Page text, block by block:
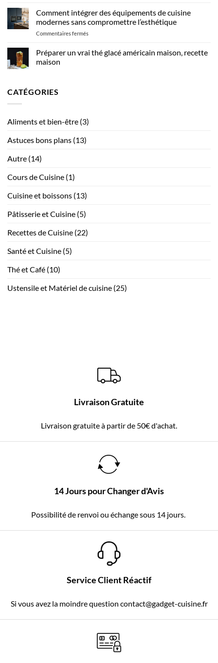
équipements
polyvalents
pour
Comment intégrer des équipements de cuisine
modernes sans compromettre l’esthétique
Commentaires ferméssur
intégrer
Préparer un vrai thé glacé américain maison, recette
maison
Préparer
un
américain
maison
CATÉGORIES
Aliments et bien-être (3)
Astuces bons plans (13)
Autre (14)
Cours de Cuisine (1)
Cuisine et boissons (13)
Pâtisserie et Cuisine (5)
Recettes de Cuisine (22)
Santé et Cuisine (5)
Thé et Café (10)
Ustensile et Matériel de cuisine (25)
Livraison Gratuite
Livraison gratuite à partir de 50€ d'achat.
14 Jours pour Changer d'Avis
Possibilité de renvoi ou échange sous 14 jours.
Service Client Réactif
Si vous avez la moindre question contact@gadget-cuisine.fr